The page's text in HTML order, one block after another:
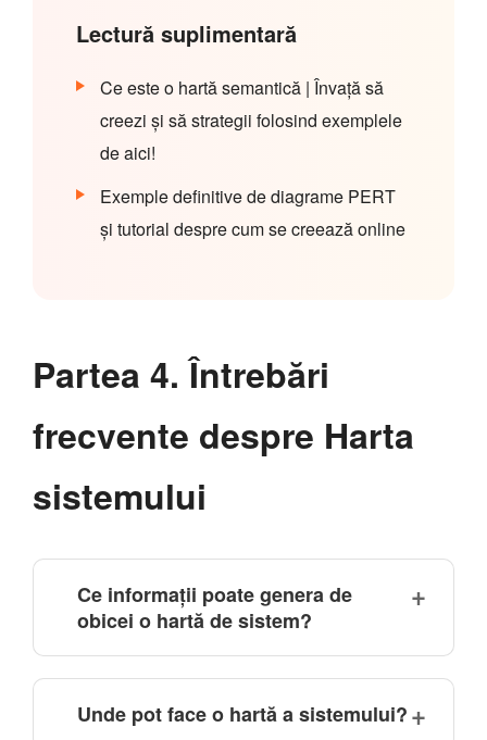
Lectură suplimentară
Ce este o hartă semantică | Învață să
creezi și să strategii folosind exemplele
de aici!
Exemple definitive de diagrame PERT
și tutorial despre cum se creează online
Partea 4. Întrebări
frecvente despre Harta
sistemului
Ce informații poate genera de
obicei o hartă de sistem?
Unde pot face o hartă a sistemului?